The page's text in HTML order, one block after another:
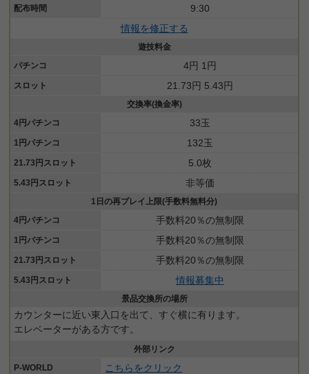
配布時間
9:30
情報を修正する
遊技料金
パチンコ
4円 1円
スロット 21.73円 5.43円
交換率(換金率)
4円パチンコ
33玉
1円パチンコ 132玉
21.73円スロット 5.0枚
5.43円スロット 非等価
1日の再プレイ上限(手数料無料分)
4円パチンコ
手数料20％の無制限
1円パチンコ 手数料20％の無制限
21.73円スロット 手数料20％の無制限
5.43円スロット 情報募集中
景品交換所の場所
カウンターに近い東入口を出て、すぐ横に有ります。
エレベーターがある方です。
外部リンク
P-WORLD
こちらをクリック